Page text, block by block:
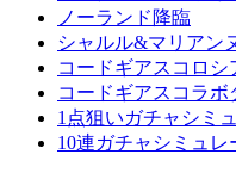
ノーランド降臨
シャルル&マリアン
コードギアスコロシ
コードギアスコラボ
1点狙いガチャシミ
10連ガチャシミュレ